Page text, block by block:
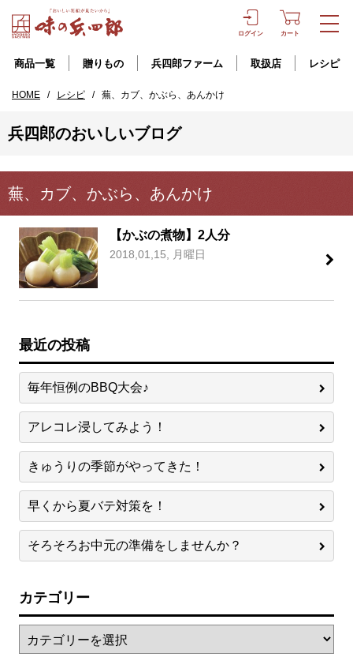
ログイン カート
商品一覧 贈りもの 兵四郎ファーム 取扱店 レシピ
HOME / レシピ / 蕪、カブ、かぶら、あんかけ
兵四郎のおいしいブログ
蕪、カブ、かぶら、あんかけ
【かぶの煮物】2人分
2018,01,15, 月曜日
最近の投稿
毎年恒例のBBQ大会♪
アレコレ浸してみよう！
きゅうりの季節がやってきた！
早くから夏バテ対策を！
そろそろお中元の準備をしませんか？
カテゴリー